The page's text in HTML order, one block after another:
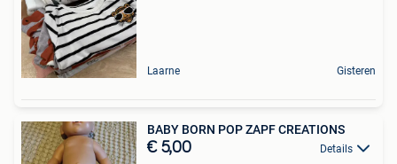
Laarne Gisteren
BABY BORN POP ZAPF CREATIONS
€ 5,00 Details